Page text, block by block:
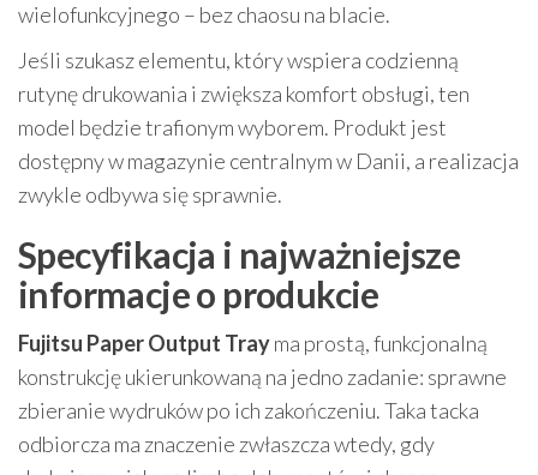
wielofunkcyjnego – bez chaosu na blacie.
Jeśli szukasz elementu, który wspiera codzienną
rutynę drukowania i zwiększa komfort obsługi, ten
model będzie trafionym wyborem. Produkt jest
dostępny w magazynie centralnym w Danii, a realizacja
zwykle odbywa się sprawnie.
Specyfikacja i najważniejsze
informacje o produkcie
Fujitsu Paper Output Trayma prostą, funkcjonalną
konstrukcję ukierunkowaną na jedno zadanie: sprawne
zbieranie wydruków po ich zakończeniu. Taka tacka
odbiorcza ma znaczenie zwłaszcza wtedy, gdy